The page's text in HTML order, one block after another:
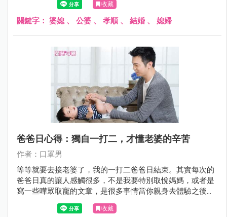
順便，並不是必要。
收藏
關鍵字： 婆媳 、 公婆 、 孝順 、 結婚 、 媳婦
爸爸日心得：獨自一打二，才懂老婆的辛苦
作者：口罩男
等等就要去接老婆了，我的一打二爸爸日結束。其實每次的
爸爸日真的讓人感觸很多，不是我要特別取悅媽媽，或者是
寫一些嘩眾取寵的文章，是很多事情當你親身去體驗之後，
你就會發現，真的沒有想像中那麼簡單，尤其是在照顧小孩
收藏